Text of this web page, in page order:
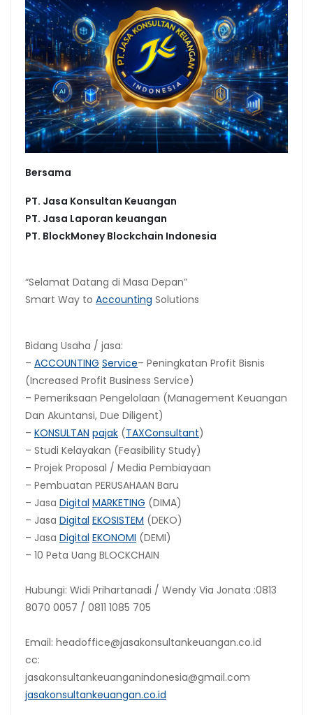
Bersama
PT. Jasa Konsultan Keuangan
PT. Jasa Laporan keuangan
PT. BlockMoney Blockchain Indonesia
“Selamat Datang di Masa Depan”
Smart Way to Accounting Solutions
Bidang Usaha / jasa:
– ACCOUNTING Service– Peningkatan Profit Bisnis
(Increased Profit Business Service)
– Pemeriksaan Pengelolaan (Management Keuangan
Dan Akuntansi, Due Diligent)
– KONSULTAN pajak (TAXConsultant)
– Studi Kelayakan (Feasibility Study)
– Projek Proposal / Media Pembiayaan
– Pembuatan PERUSAHAAN Baru
– Jasa Digital MARKETING (DIMA)
– Jasa Digital EKOSISTEM (DEKO)
– Jasa Digital EKONOMI (DEMI)
– 10 Peta Uang BLOCKCHAIN
Hubungi: Widi Prihartanadi / Wendy Via Jonata :0813
8070 0057 / 0811 1085 705
Email: headoffice@jasakonsultankeuangan.co.id
cc:
jasakonsultankeuanganindonesia@gmail.com
jasakonsultankeuangan.co.id